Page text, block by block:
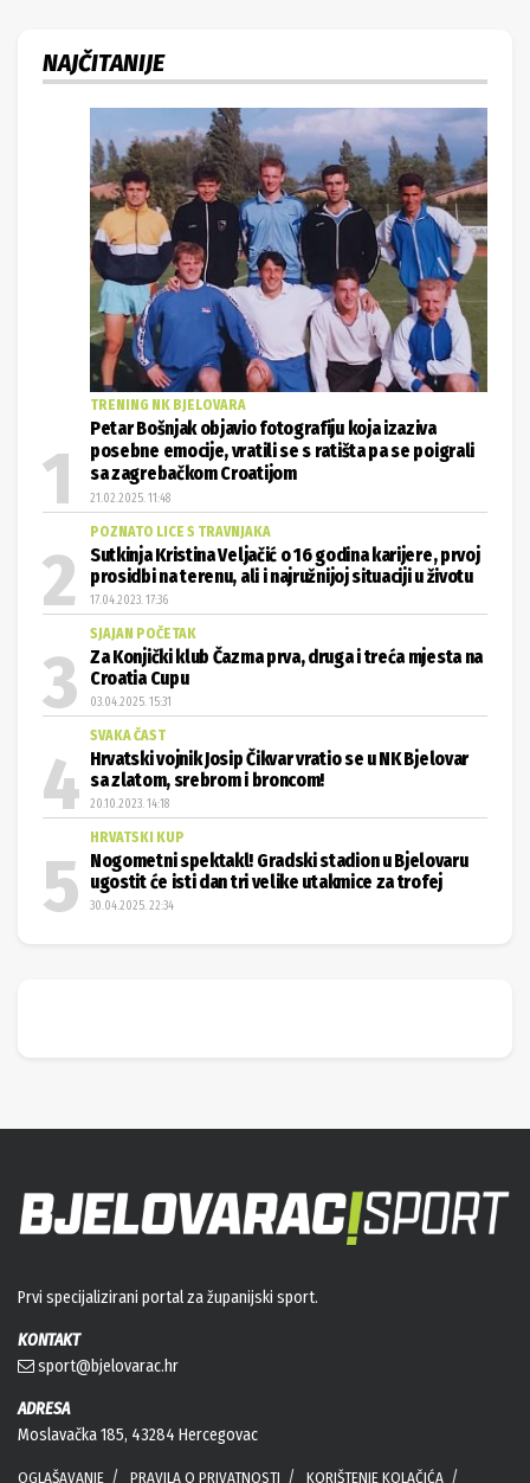
NAJČITANIJE
TRENING NK BJELOVARA
Petar Bošnjak objavio fotografiju koja izaziva
posebne emocije, vratili se s ratišta pa se poigrali
sa zagrebačkom Croatijom
21.02.2025. 11:48
POZNATO LICE S TRAVNJAKA
Sutkinja Kristina Veljačić o 16 godina karijere, prvoj
prosidbi na terenu, ali i najružnijoj situaciji u životu
17.04.2023. 17:36
SJAJAN POČETAK
Za Konjički klub Čazma prva, druga i treća mjesta na
Croatia Cupu
03.04.2025. 15:31
SVAKA ČAST
Hrvatski vojnik Josip Čikvar vratio se u NK Bjelovar
sa zlatom, srebrom i broncom!
20.10.2023. 14:18
HRVATSKI KUP
Nogometni spektakl! Gradski stadion u Bjelovaru
ugostit će isti dan tri velike utakmice za trofej
30.04.2025. 22:34
Prvi specijalizirani portal za županijski sport.
KONTAKT
sport@bjelovarac.hr
ADRESA
Moslavačka 185, 43284 Hercegovac
OGLAŠAVANJE PRAVILA O PRIVATNOSTI KORIŠTENJE KOLAČIĆA